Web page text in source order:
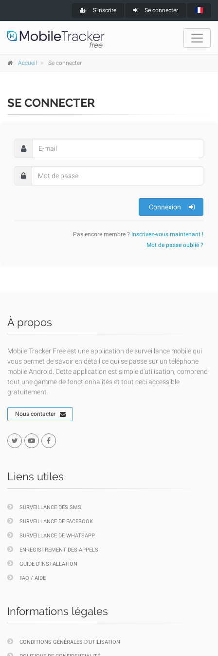
S'inscrire Se connecter
Accueil Se connecter
SE CONNECTER
Connexion
Pas encore membre ? Inscrivez-vous maintenant !
Mot de passe oublié ?
À propos
Mobile Tracker Free est une application de surveillance mobile qui
vous permet de savoir en détail ce qui se passe sur un téléphone
mobile Android. Cette application est simple d'utilisation, comprend
tout une gamme de fonctionnalités et tout ceci accessible
gratuitement.
Nous contacter
Liens utiles
SURVEILLANCE DES SMS
SURVEILLANCE DE FACEBOOK
SURVEILLANCE DE WHATSAPP
ENREGISTREMENT DES APPELS
GUIDE D'INSTALLATION
FAQ / AIDE
Informations légales
CONDITIONS GÉNÉRALES D'UTILISATION